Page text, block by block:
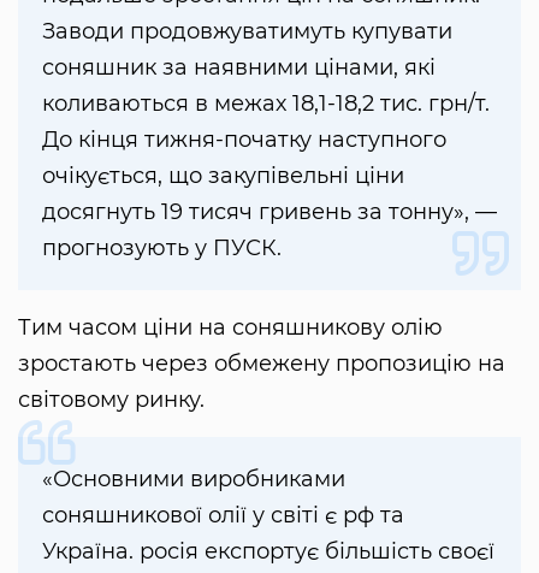
Заводи продовжуватимуть купувати
соняшник за наявними цінами, які
коливаються в межах 18,1-18,2 тис. грн/т.
До кінця тижня-початку наступного
очікується, що закупівельні ціни
досягнуть 19 тисяч гривень за тонну», —
прогнозують у ПУСК.
Тим часом ціни на соняшникову олію
зростають через обмежену пропозицію на
світовому ринку.
«Основними виробниками
соняшникової олії у світі є рф та
Україна. росія експортує більшість своєї